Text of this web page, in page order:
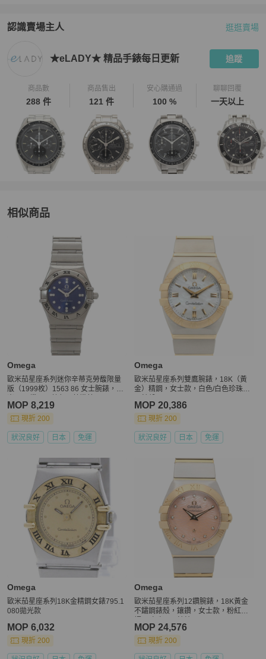
★ 您一旦依照服務網頁所定方式、條件及流程完成下單，即表示願意
認識賣場主人
PopChill 拍拍圈嚴選賣家 ★eLADY★ 精品手錶每日更新介紹
逛逛賣場
★eLADY★ 精品手錶每日更新 追蹤
商品數
288 件
商品售出
121 件
安心購通過
100 %
聊聊回覆
一天以上
相似商品
Omega 女錶
Omega
歐米茄星座系列迷你辛蒂克勞馥限量
版（1999枚）1563 86 女士腕錶，鑲
MOP 8,219
現折 200
狀況良好 日本 免運
Omega
歐米茄星座系列雙鷹腕錶，18K（黃
金）精鋼，女士款，白色/白色珍珠貝
MOP 20,386
現折 200
狀況良好 日本 免運
Omega
歐米茄星座系列18K金精鋼女錶795.1
080拋光款
MOP 6,032
現折 200
Omega
歐米茄星座系列12鑽腕錶，18K黃金
不鏽鋼錶殼，鑲鑽，女士款，粉紅色
004
MOP 24,576
現折 200